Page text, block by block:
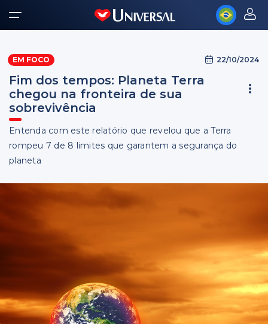
EM FOCO 22/10/2024
Fim dos tempos: Planeta Terra
chegou na fronteira de sua
sobrevivência
Entenda com este relatório que revelou que a Terra
rompeu 7 de 8 limites que garantem a segurança do
planeta